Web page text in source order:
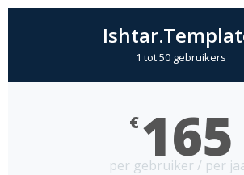
1 tot 50 gebruikers
€ 165
per gebruiker / per